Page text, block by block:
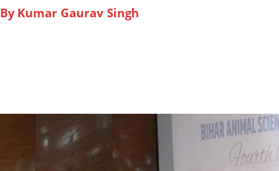
By Kumar Gaurav Singh